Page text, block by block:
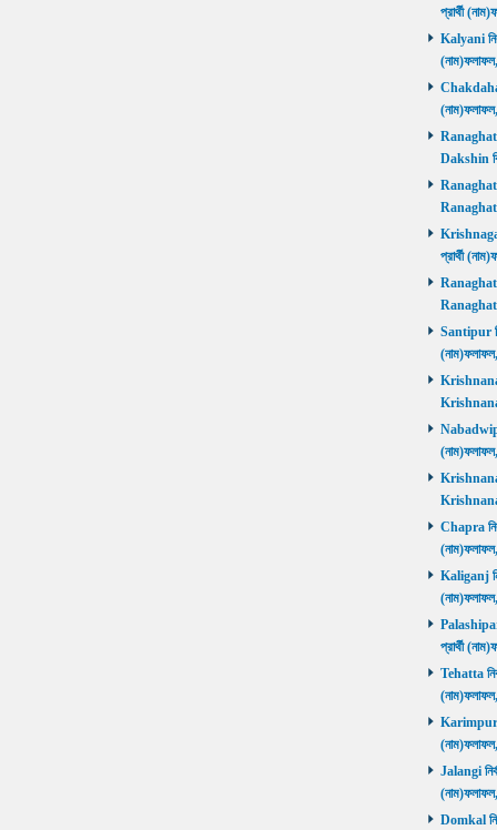
প্রার্থী
Kalyani
Chakdaha
Ranaghat
Dakshin
Ranaghat
Ranaghat
প্রার্থী
Ranaghat
Ranaghat
Santipur
Nabadwip
Chapra
Kaliganj
প্রার্থী
Tehatta
Karimpur
Jalangi
Domkal